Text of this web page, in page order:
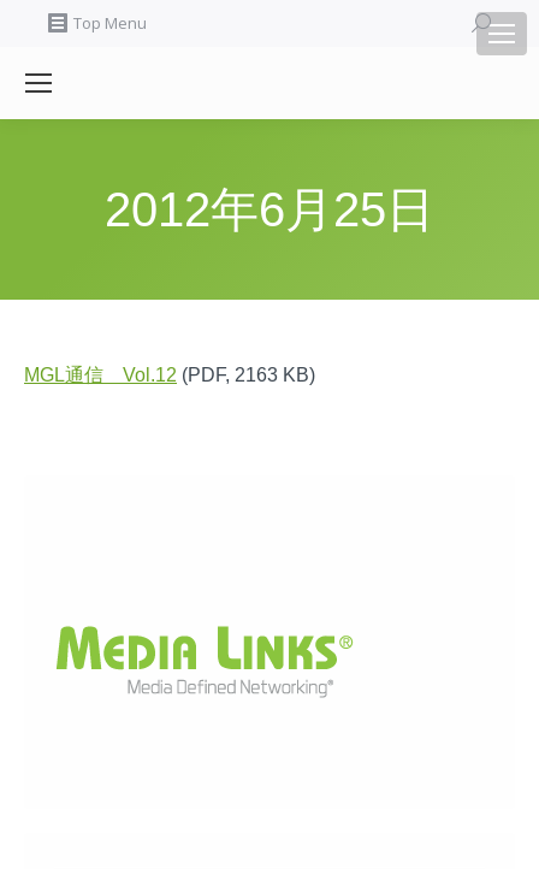
Top Menu Search:
2012年6月25日
MGL通信 Vol.12 (PDF, 2163 KB)